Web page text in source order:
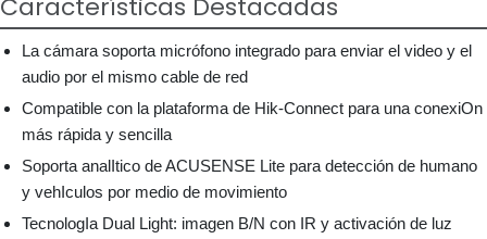
Características Destacadas
La cámara soporta micrófono integrado para enviar el video y el
audio por el mismo cable de red
Compatible con la plataforma de Hik-Connect para una conexiOn
más rápida y sencilla
Soporta analItico de ACUSENSE Lite para detección de humano
y vehIculos por medio de movimiento
TecnologIa Dual Light: imagen B/N con IR y activación de luz